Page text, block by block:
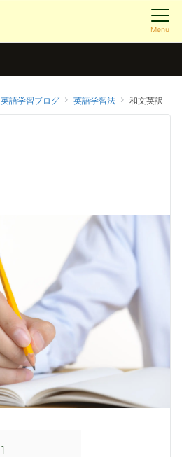
Menu
英語学習ブログ 英語学習法 和文英訳